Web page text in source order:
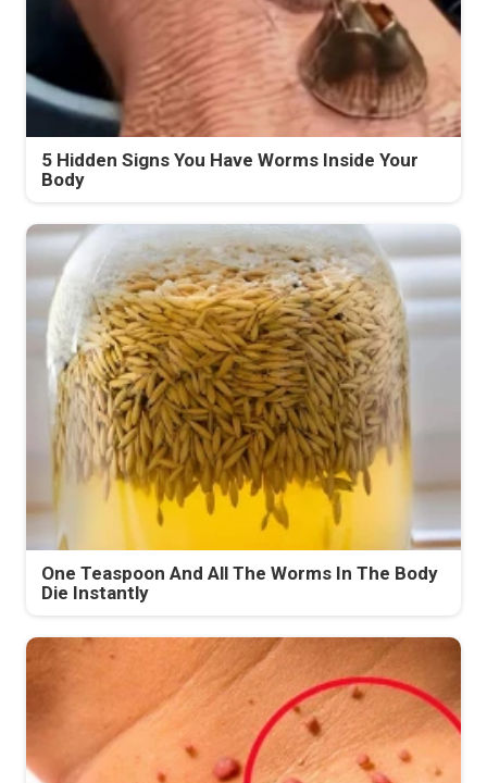
5 Hidden Signs You Have Worms Inside Your
Body
One Teaspoon And All The Worms In The Body
Die Instantly